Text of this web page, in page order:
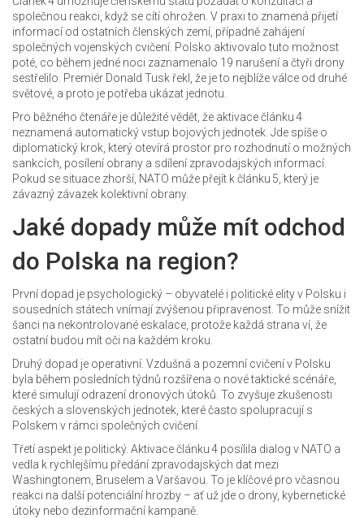
společnou reakci, když se cítí ohrožen. V praxi to znamená přijetí
informací od ostatních členských zemí, případně zahájení
společných vojenských cvičení. Polsko aktivovalo tuto možnost
poté, co během jedné noci zaznamenalo 19 narušení a čtyři drony
sestřelilo. Premiér Donald Tusk řekl, že je to nejblíže válce od druhé
světové, a proto je potřeba ukázat jednotu.
Pro běžného čtenáře je důležité vědět, že aktivace článku 4
neznamená automatický vstup bojových jednotek. Jde spíše o
diplomatický krok, který otevírá prostor pro rozhodnutí o možných
sankcích, posílení obrany a sdílení zpravodajských informací.
Pokud se situace zhorší, NATO může přejít k článku 5, který je
závazný závazek kolektivní obrany.
Jaké dopady může mít odchod
do Polska na region?
První dopad je psychologický – obyvatelé i politické elity v Polsku i
sousedních státech vnímají zvýšenou připravenost. To může snížit
šanci na nekontrolované eskalace, protože každá strana ví, že
ostatní budou mít oči na každém kroku.
Druhý dopad je operativní. Vzdušná a pozemní cvičení v Polsku
byla během posledních týdnů rozšířena o nové taktické scénáře,
které simulují odrazení dronových útoků. To zvyšuje zkušenosti
českých a slovenských jednotek, které často spolupracují s
Polskem v rámci společných cvičení.
Třetí aspekt je politický. Aktivace článku 4 posílila dialog v NATO a
vedla k rychlejšímu předání zpravodajských dat mezi
Washingtonem, Bruselem a Varšavou. To je klíčové pro včasnou
reakci na další potenciální hrozby – ať už jde o drony, kybernetické
útoky nebo dezinformační kampaně.